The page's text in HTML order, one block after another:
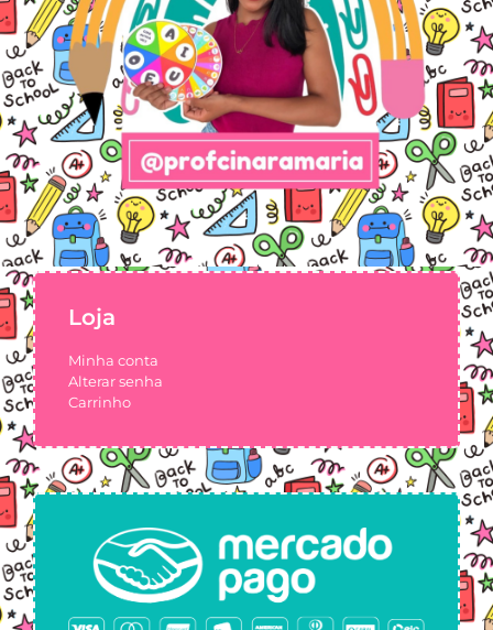
Loja
Minha conta
Alterar senha
Carrinho